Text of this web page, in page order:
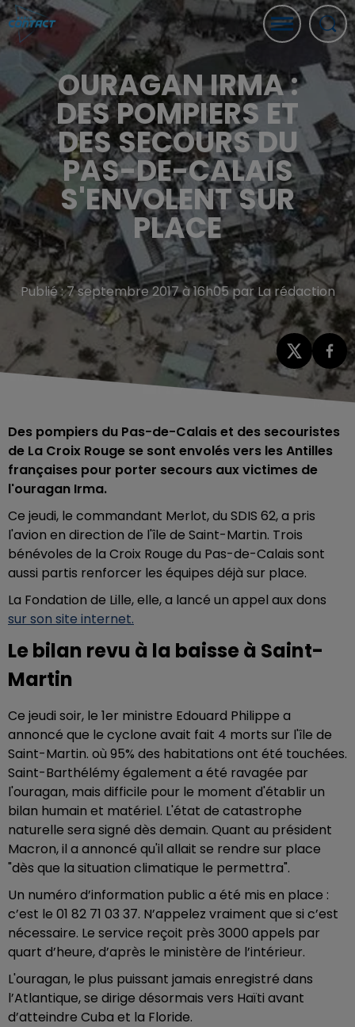
OURAGAN IRMA :
DES POMPIERS ET
DES SECOURS DU
PAS-DE-CALAIS
S'ENVOLENT SUR
PLACE
Publié : 7 septembre 2017 à 16h05 par La rédaction
Des pompiers du Pas-de-Calais et des secouristes
de La Croix Rouge se sont envolés vers les Antilles
françaises pour porter secours aux victimes de
l'ouragan Irma.
Ce jeudi, le commandant Merlot, du SDIS 62, a pris
l'avion en direction de l'île de Saint-Martin. Trois
bénévoles de la Croix Rouge du Pas-de-Calais sont
aussi partis renforcer les équipes déjà sur place.
La Fondation de Lille, elle, a lancé un appel aux dons
sur son site internet.
Le bilan revu à la baisse à Saint-
Martin
Ce jeudi soir, le 1er ministre Edouard Philippe a
annoncé que le cyclone avait fait 4 morts sur l'île de
Saint-Martin. où 95% des habitations ont été touchées.
Saint-Barthélémy également a été ravagée par
l'ouragan, mais difficile pour le moment d'établir un
bilan humain et matériel. L'état de catastrophe
naturelle sera signé dès demain. Quant au président
Macron, il a annoncé qu'il allait se rendre sur place
"dès que la situation climatique le permettra".
Un numéro d’information public a été mis en place :
c’est le 01 82 71 03 37. N’appelez vraiment que si c’est
nécessaire. Le service reçoit près 3000 appels par
quart d’heure, d’après le ministère de l’intérieur.
L'ouragan, le plus puissant jamais enregistré dans
l’Atlantique, se dirige désormais vers Haïti avant
d’atteindre Cuba et la Floride.